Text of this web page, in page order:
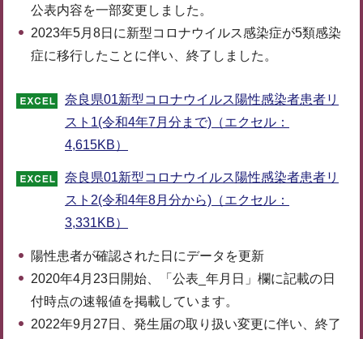
公表内容を一部変更しました。
2023年5月8日に新型コロナウイルス感染症が5類感染
症に移行したことに伴い、終了しました。
奈良県01新型コロナウイルス陽性感染者患者リ
スト1(令和4年7月分まで)（エクセル：
4,615KB）
奈良県01新型コロナウイルス陽性感染者患者リ
スト2(令和4年8月分から)（エクセル：
3,331KB）
陽性患者が確認された日にデータを更新
2020年4月23日開始、「公表_年月日」欄に記載の日
付時点の速報値を掲載しています。
2022年9月27日、発生届の取り扱い変更に伴い、終了